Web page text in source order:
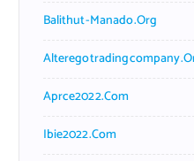
Balithut-Manado.org
Aprce2022.com
Ibie2022.com